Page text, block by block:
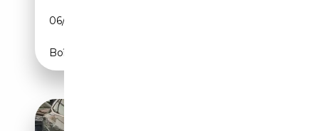
06/2023
Boîte manuelle